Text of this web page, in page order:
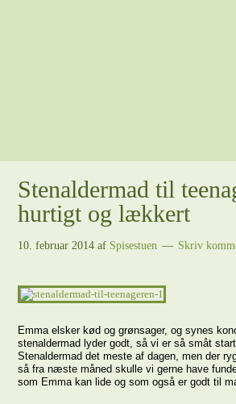
Stenaldermad til
hurtigt og lækkert
10. februar 2014 af Spisestuen Skriv
Emma elsker kød og grønsager, og synes
stenaldermad lyder godt, så vi er så småt
Stenaldermad det meste af dagen, men der
så fra næste måned skulle vi gerne have
som Emma kan lide og som også er godt til